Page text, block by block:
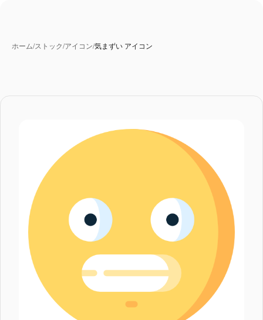
ホーム/ストック/アイコン/気まずい アイコン